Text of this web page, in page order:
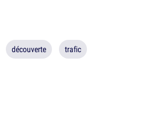
découverte trafic